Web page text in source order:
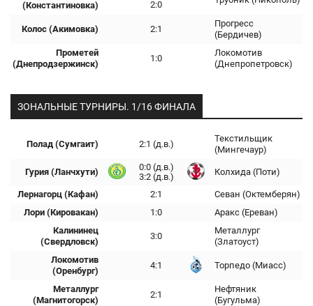
(Константиновка)
2:0
Колос (Акимовка) 2:1
Прогресс
(Бердичев)
Прометей
(Днепродзержинск)
1:0
Локомотив
(Днепропетровск)
ЗОНАЛЬНЫЕ ТУРНИРЫ. 1/16 ФИНАЛА
Полад (Сумгаит) 2:1 (д.в.)
Текстильщик
(Мингечаур)
Гурия (Ланчхути)
0:0 (д.в.)
3:2 (д.в.)
Колхида (Поти)
Лернагорц (Кафан) 2:1
Севан (Октемберян)
Лори (Кировакан)
1:0
Аракс (Ереван)
Калининец
(Свердловск)
3:0
Металлург
(Златоуст)
Локомотив
(Оренбург)
4:1 Торпедо (Миасс)
Металлург
(Магнитогорск)
2:1
Нефтяник
(Бугульма)